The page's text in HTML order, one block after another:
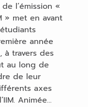
l’émission «
» met en avant
année
à travers des
au long de
de leur
axes
Animée…